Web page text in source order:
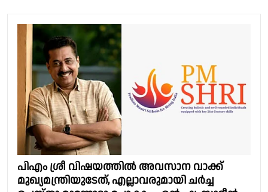
പിഎം ശ്രീ വിഷയത്തിൽ അവസാന വാക്ക്
മുഖ്യമന്ത്രിയുടേത്, എല്ലാവരുമായി ചർച്ച